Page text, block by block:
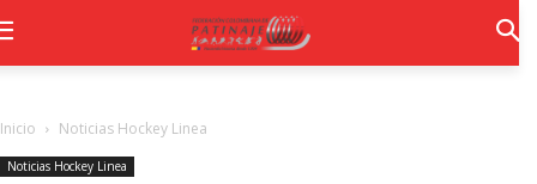
Inicio Noticias Hockey Linea
Noticias Hockey Linea